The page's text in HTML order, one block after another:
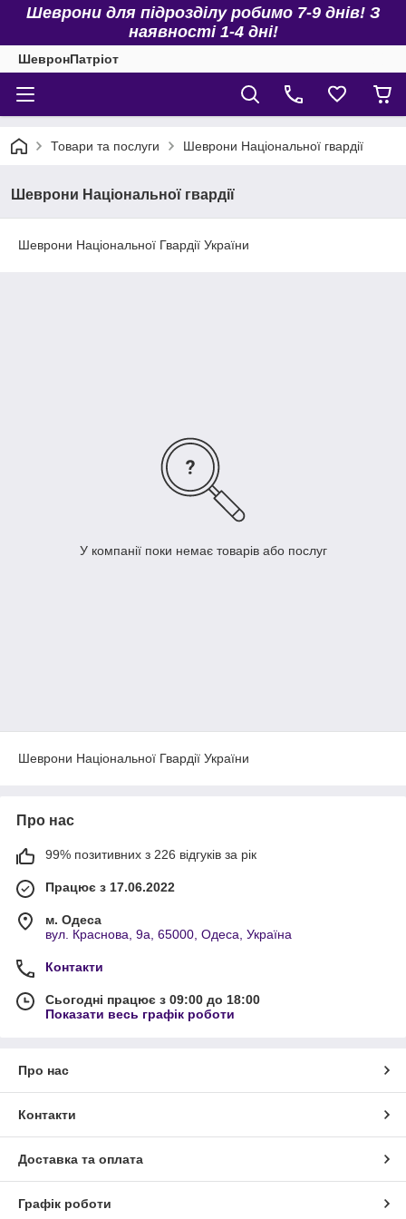
Шеврони для підрозділу робимо 7-9 днів! З
наявності 1-4 дні!
ШевронПатріот
Товари та послуги Шеврони Національної гвардії
Шеврони Національної гвардії
Шеврони Національної Гвардії України
У компанії поки немає товарів або послуг
Шеврони Національної Гвардії України
Про нас
99% позитивних з 226 відгуків за рік
Працює з 17.06.2022
м. Одеса
вул. Краснова, 9а, 65000, Одеса, Україна
Контакти
Сьогодні працює з 09:00 до 18:00
Показати весь графік роботи
Про нас
Контакти
Доставка та оплата
Графік роботи